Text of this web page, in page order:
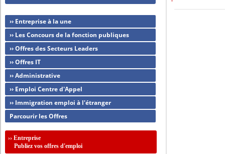
›› Entreprise à la une
›› Les Concours de la fonction publiques
›› Offres des Secteurs Leaders
›› Offres IT
›› Administrative
›› Emploi Centre d'Appel
›› Immigration emploi à l'étranger
Parcourir les Offres
››Entreprise
Publiez vos offres d'emploi